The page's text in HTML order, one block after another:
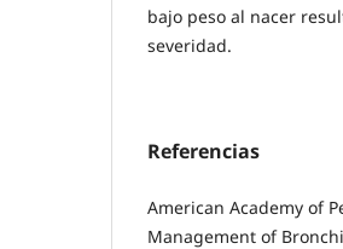
bajo peso al nacer
severidad.
Referencias
American Academy of
Management of